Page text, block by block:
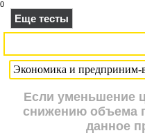
0
Еще тесты
Если уменьшение
снижению объема
данное